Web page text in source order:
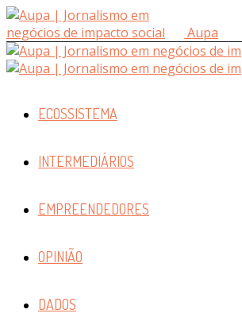
Aupa
ECOSSISTEMA
INTERMEDIÁRIOS
EMPREENDEDORES
OPINIÃO
DADOS